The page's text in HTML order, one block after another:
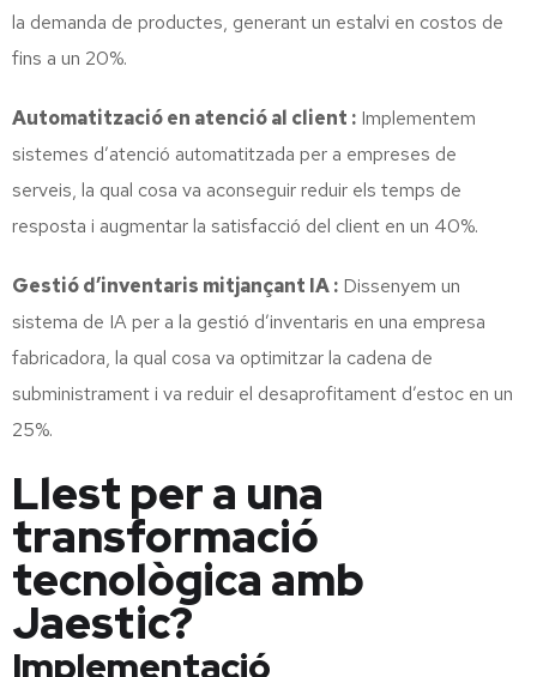
la demanda de productes, generant un estalvi en costos de
fins a un 20%.
Automatització en atenció al client : Implementem
sistemes d’atenció automatitzada per a empreses de
serveis, la qual cosa va aconseguir reduir els temps de
resposta i augmentar la satisfacció del client en un 40%.
Gestió d’inventaris mitjançant IA : Dissenyem un
sistema de IA per a la gestió d’inventaris en una empresa
fabricadora, la qual cosa va optimitzar la cadena de
subministrament i va reduir el desaprofitament d’estoc en un
25%.
Llest per a una
transformació
tecnològica amb
Jaestic?
Implementació